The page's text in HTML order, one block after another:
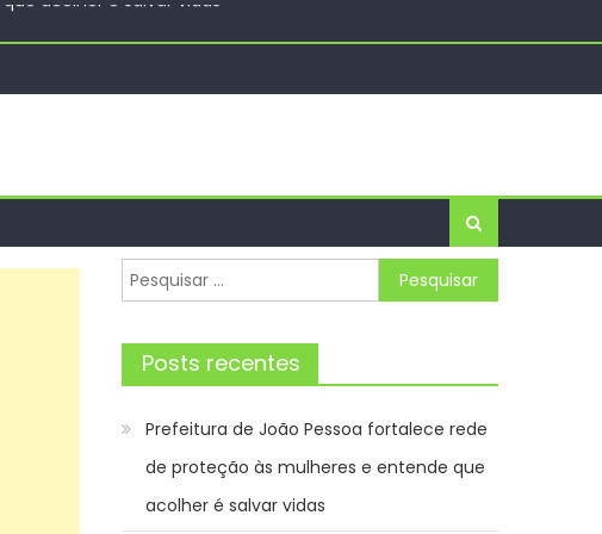
milhas, bônus e status no LATAM Pass
acolher é salvar vidas
Pesquisar
por:
Posts recentes
Prefeitura de João Pessoa fortalece rede
de proteção às mulheres e entende que
acolher é salvar vidas